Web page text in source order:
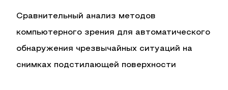
Сравнительный анализ методов
компьютерного зрения для автоматического
обнаружения чрезвычайных ситуаций на
снимках подстилающей поверхности